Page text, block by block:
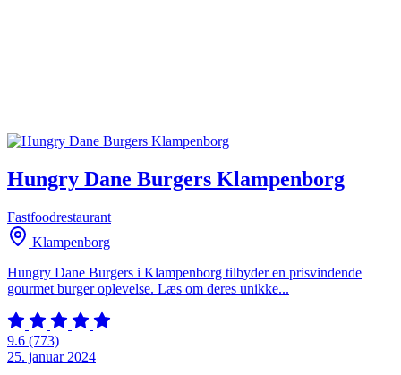
Hungry Dane Burgers Klampenborg
Fastfoodrestaurant
Klampenborg
Hungry Dane Burgers i Klampenborg tilbyder en prisvindende
gourmet burger oplevelse. Læs om deres unikke...
9.6 (773)
25. januar 2024